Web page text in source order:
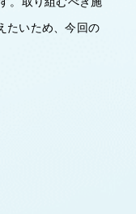
たいため、今回の